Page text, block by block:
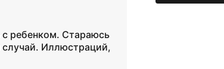
с ребенком. Стараюсь
случай. Иллюстраций,